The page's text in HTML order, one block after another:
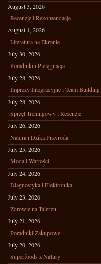
August 3, 2026
Recenzje i Rekomendacje
August 1, 2026
Literatura na Ekranie
July 30, 2026
Poradniki i Pielęgnacja
July 28, 2026
Imprezy Integracyjne i Team Building
July 28, 2026
Sprzęt Treningowy i Recenzje
July 26, 2026
Natura i Dzika Przyroda
July 25, 2026
Moda i Wartości
July 24, 2026
Diagnostyka i Elektronika
July 23, 2026
Zdrowie na Talerzu
July 21, 2026
Poradniki Zakupowe
July 20, 2026
Superfoods z Natury